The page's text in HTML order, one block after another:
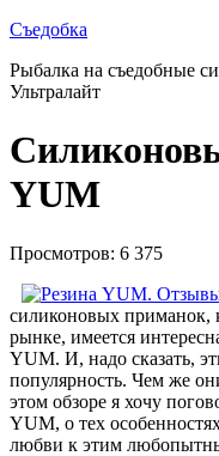
Съедобка
Рыбалка на съедобные
Ультралайт
YUM
Просмотров: 6 375
силиконовых приманок,
рынке, имеется
YUM. И, надо сказать,
популярность. Чем же
этом обзоре я хочу
YUM, о тех
любви к этим